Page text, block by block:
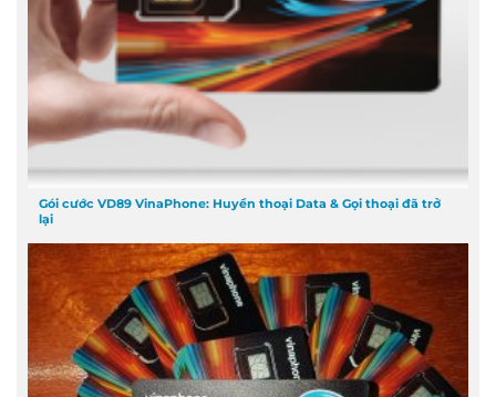
Gói cước VD89 VinaPhone: Huyền thoại Data & Gọi thoại đã trở
lại